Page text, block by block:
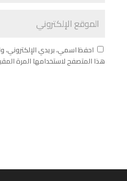
احفظ اسمي، بريدي الإلكتروني،
هذا المتصفح لاستخدامها المرة